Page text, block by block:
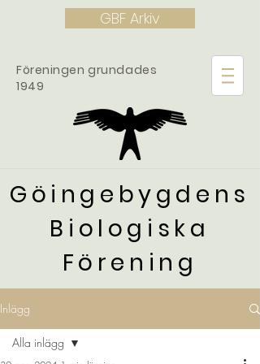
GBF Arkiv
Föreningen grundades
1949
Göingebygdens
Biologiska
Förening
Inlägg
Alla inlägg